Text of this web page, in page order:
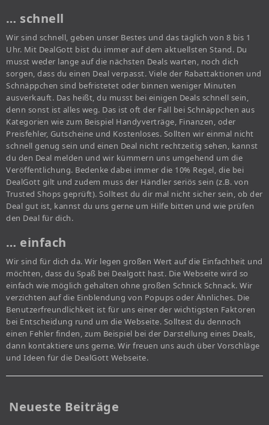
… schnell
Wir sind schnell, geben unser Bestes und das täglich von 8 bis 1
Uhr. Mit DealGott bist du immer auf dem aktuellsten Stand. Du
musst weder lange auf die nächsten Deals warten, noch dich
sorgen, dass du einen Deal verpasst. Viele der Rabattaktionen und
Schnäppchen sind befristetet oder binnen weniger Minuten
ausverkauft. Das heißt, du musst bei einigen Deals schnell sein,
denn sonst ist alles weg. Das ist oft der Fall bei Schnäppchen aus
Kategorien wie zum Beispiel Handyverträge, Finanzen, oder
Preisfehler, Gutscheine und Kostenloses. Sollten wir einmal nicht
schnell genug sein und einen Deal nicht rechtzeitig sehen, kannst
du den Deal melden und wir kümmern uns umgehend um die
Veröffentlichung. Bedenke dabei immer die 10% Regel, die bei
DealGott gilt und zudem muss der Händler seriös sein (z.B. von
Trusted Shops geprüft). Solltest du dir mal nicht sicher sein, ob der
Deal gut ist, kannst du uns gerne um Hilfe bitten und wie prüfen
den Deal für dich.
… einfach
Wir sind für dich da. Wir legen großen Wert auf die Einfachheit und
möchten, dass du Spaß bei Dealgott hast. Die Webseite wird so
einfach wie möglich gehalten ohne großen Schnick Schnack. Wir
verzichten auf die Einblendung von Popups oder Ähnliches. Die
Benutzerfreundlichkeit ist für uns einer der wichtigsten Faktoren
bei Entscheidung rund um die Webseite. Solltest du dennoch
einen Fehler finden, zum Beispiel bei der Darstellung eines Deals,
dann kontaktiere uns gerne. Wir freuen uns auch über Vorschläge
und Ideen für die DealGott Webseite.
Neueste Beiträge